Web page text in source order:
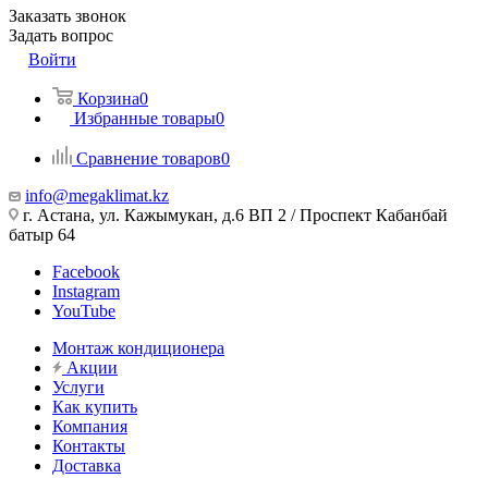
Заказать звонок
Задать вопрос
Войти
Корзина0
Избранные товары0
Сравнение товаров0
info@megaklimat.kz
г. Астана, ул. Кажымукан, д.6 ВП 2 / Проспект Кабанбай
батыр 64
Facebook
Instagram
YouTube
Монтаж кондиционера
Акции
Услуги
Как купить
Компания
Контакты
Доставка